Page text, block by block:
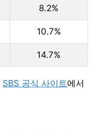
8.2%
10.7%
14.7%
SBS 공식 사이트 에서